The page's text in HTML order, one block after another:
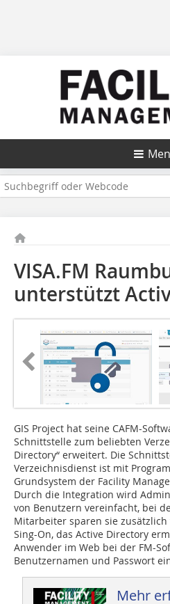
VISA.FM
unterstützt
GIS Project hat seine CAFM-
Schnittstelle zum beliebten
Directory“ erweitert. Die
Verzeichnisdienst ist mit
Grundsystem der Facility
Durch die Integration wird
von Benutzern vereinfacht, bei
Mitarbeiter sparen sie
Sing-On, das Active Directory
Anwender im Web bei der FM-
Benutzernamen und Passwort
Mehr